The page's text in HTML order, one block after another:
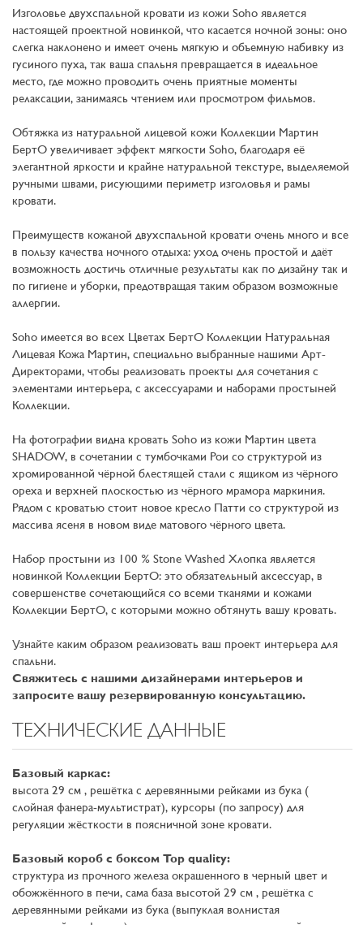
Изголовье двухспальной кровати из кожи Soho является
настоящей проектной новинкой, что касается ночной зоны: оно
слегка наклонено и имеет очень мягкую и объемную набивку из
гусиного пуха, так ваша спальня превращается в идеальное
место, где можно проводить очень приятные моменты
релаксации, занимаясь чтением или просмотром фильмов.
Обтяжка из натуральной лицевой кожи Коллекции Мартин
БертО увеличивает эффект мягкости Soho, благодаря её
элегантной яркости и крайне натуральной текстуре, выделяемой
ручными швами, рисующими периметр изголовья и рамы
кровати.
Преимуществ кожаной двухспальной кровати очень много и все
в пользу качества ночного отдыха: уход очень простой и даёт
возможность достичь отличные результаты как по дизайну так и
по гигиене и уборки, предотвращая таким образом возможные
аллергии.
Soho имеется во всех Цветах БертО Коллекции Натуральная
Лицевая Кожа Мартин, специально выбранные нашими Арт-
Директорами, чтобы реализовать проекты для сочетания с
элементами интерьера, с аксессуарами и наборами простыней
Коллекции.
На фотографии видна кровать Soho из кожи Мартин цвета
SHADOW, в сочетании с тумбочками Рои со структурой из
хромированной чёрной блестящей стали с ящиком из чёрного
ореха и верхней плоскостью из чёрного мрамора маркиния.
Рядом с кроватью стоит новое кресло Патти со структурой из
массива ясеня в новом виде матового чёрного цвета.
Набор простыни из 100 % Stone Washed Хлопка является
новинкой Коллекции БертО: это обязательный аксессуар, в
совершенстве сочетающийся со всеми тканями и кожами
Коллекции БертО, с которыми можно обтянуть вашу кровать.
Узнайте каким образом реализовать ваш проект интерьера для
спальни.
Свяжитесь с нашими дизайнерами интерьеров и
запросите вашу резервированную консультацию.
ТЕХНИЧЕСКИЕ ДАННЫЕ
Базовый каркас:
высота 29 см , решётка с деревянными рейками из бука (
слойная фанера-мультистрат), курсоры (по запросу) для
регуляции жёсткости в поясничной зоне кровати.
Базовый короб с боксом Top quality:
структура из прочного железа окрашенного в черный цвет и
обожжённого в печи, сама база высотой 29 см , решётка с
деревянными рейками из бука (выпуклая волнистая